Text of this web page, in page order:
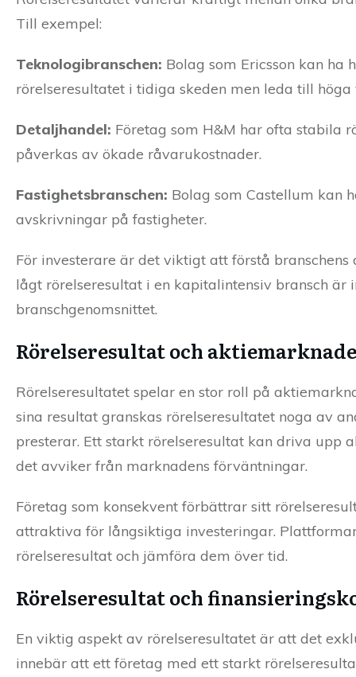
Till exempel:
Teknologibranschen: Bolag som Ericsson kan ha
rörelseresultatet i tidiga skeden men leda till
Detaljhandel: Företag som H&M har ofta stabila
påverkas av ökade råvarukostnader.
Fastighetsbranschen: Bolag som Castellum kan
avskrivningar på fastigheter.
För investerare är det viktigt att förstå
lågt rörelseresultat i en kapitalintensiv bransch
branschgenomsnittet.
Rörelseresultat och
Rörelseresultatet spelar en stor roll på
sina resultat granskas rörelseresultatet noga av
presterar. Ett starkt rörelseresultat kan driva upp
det avviker från marknadens förväntningar.
Företag som konsekvent förbättrar sitt
attraktiva för långsiktiga investeringar.
rörelseresultat och jämföra dem över tid.
Rörelseresultat och
En viktig aspekt av rörelseresultatet är att det
innebär att ett företag med ett starkt